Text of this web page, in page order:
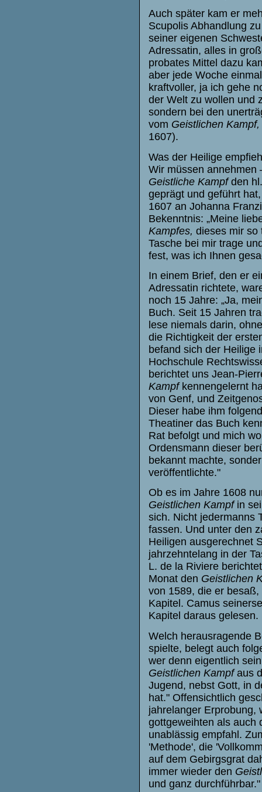
Auch später kam er
Scupolis Abhandlung
seiner eigenen
Adressatin, alles in
probates Mittel dazu
aber jede Woche
kraftvoller, ja ich gehe
der Welt zu wollen und
sondern bei den
vom Geistlichen Kampf,
1607).
Was der Heilige
Wir müssen
Geistliche Kampfden
geprägt und geführt
1607 an Johanna
Bekenntnis: „Meine
Kampfes, dieses mir so
Tasche bei mir trage
fest, was ich Ihnen
In einem Brief, den er
Adressatin richtete,
noch 15 Jahre: „Ja,
Buch. Seit 15 Jahren
lese niemals darin,
die Richtigkeit der
befand sich der Heilige
Hochschule
berichtet uns Jean-
Kampf kennengelernt
von Genf, und
Dieser habe ihm
Theatiner das Buch
Rat befolgt und mich
Ordensmann dieser
bekannt machte,
veröffentlichte."
Ob es im Jahre 1608
Geistlichen Kampf in
sich. Nicht jedermanns
fassen. Und unter den
Heiligen ausgerechnet
jahrzehntelang in der
L. de la Riviere
Monat den Geistlichen
von 1589, die er
Kapitel. Camus
Kapitel daraus gelesen.
Welch herausragende
spielte, belegt auch
wer denn eigentlich
Geistlichen Kampfaus
Jugend, nebst Gott, in
hat." Offensichtlich
jahrelanger Erprobung,
gottgeweihten als auch
unablässig empfahl.
'Methode', die
auf dem Gebirgsgrat
immer wieder den
und ganz